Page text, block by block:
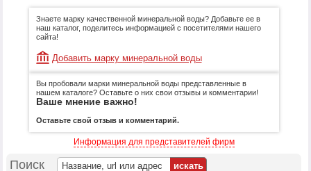
Знаете марку качественной минеральной воды? Добавьте ее в
наш каталог, поделитесь информацией с посетителями нашего
сайта!
Добавить марку минеральной воды
Вы пробовали марки минеральной воды представленные в
нашем каталоге? Оставьте о них свои отзывы и комментарии!
Ваше мнение важно!
Оставьте свой отзыв и комментарий.
Информация для представителей фирм
Поиск